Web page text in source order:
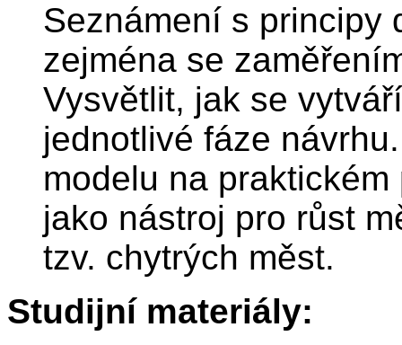
Seznámení s principy
zejména se
Vysvětlit, jak se
jednotlivé fáze
modelu na
jako nástroj pro růst
tzv. chytrých měst.
Studijní materiály: